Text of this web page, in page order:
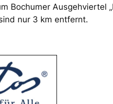
Bochumer Ausgehviertel
nur 3 km entfernt.